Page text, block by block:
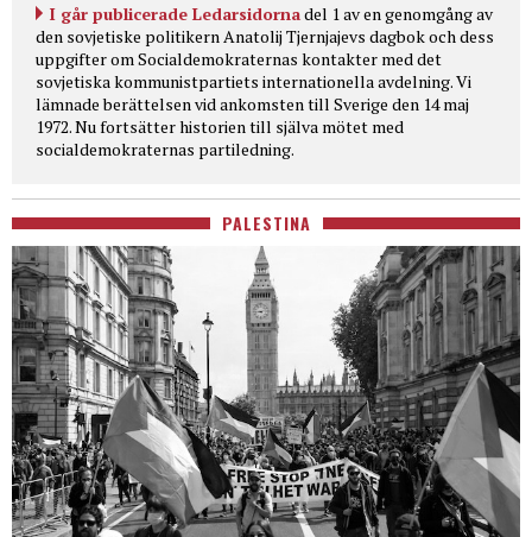
I går publicerade Ledarsidornadel 1 av en genomgång av
den sovjetiske politikern Anatolij Tjernjajevs dagbok och dess
uppgifter om Socialdemokraternas kontakter med det
sovjetiska kommunistpartiets internationella avdelning. Vi
lämnade berättelsen vid ankomsten till Sverige den 14 maj
1972. Nu fortsätter historien till själva mötet med
socialdemokraternas partiledning.
PALESTINA